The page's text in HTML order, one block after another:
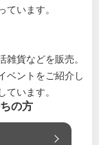
ています。
雑貨などを販売。
ベントをご紹介し
ています。
の方